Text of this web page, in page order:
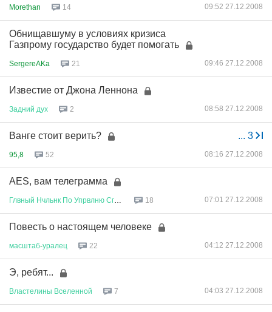
Morethan 14 09:52 27.12.2008
Обнищавшуму в условиях кризиса
Газпрому государство будет помогать
SergereAKa 21 09:46 27.12.2008
Известие от Джона Леннона
Задний дух 2 08:58 27.12.2008
... 3
Ванге стоит верить?
95,8 52 08:16 27.12.2008
AES, вам телеграмма
Глвный Нчльнк По Упрвлню Сглсв 18 07:01 27.12.2008
Повесть о настоящем человеке
масштаб-уралец 22 04:12 27.12.2008
Э, ребят...
Властелины Вселенной 7 04:03 27.12.2008